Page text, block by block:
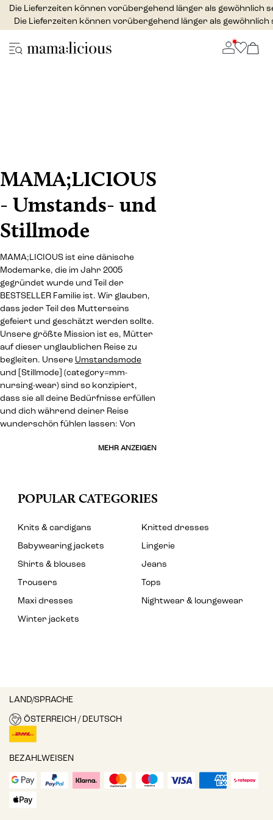
Die Lieferzeiten können vorübergehend länger als gewöhnlich
Die Lieferzeiten können vorübergehend länger als gewöhnlich
MAMA;LICIOUS
- Umstands- und
Stillmode
MAMA;LICIOUS ist eine dänische
Modemarke, die im Jahr 2005
gegründet wurde und Teil der
BESTSELLER Familie ist. Wir glauben,
dass jeder Teil des Mutterseins
gefeiert und geschätzt werden sollte.
Unsere größte Mission ist es, Mütter
auf dieser unglaublichen Reise zu
begleiten. Unsere Umstandsmode
und [Stillmode] (category=mm-
nursing-wear) sind so konzipiert,
dass sie all deine Bedürfnisse erfüllen
und dich während deiner Reise
wunderschön fühlen lassen: Von
MEHR ANZEIGEN
POPULAR CATEGORIES
Knits & cardigans
Knitted dresses
Babywearing jackets
Lingerie
Shirts & blouses
Jeans
Trousers
Tops
Maxi dresses
Nightwear & loungewear
Winter jackets
LAND/SPRACHE
ÖSTERREICH / DEUTSCH
BEZAHLWEISEN